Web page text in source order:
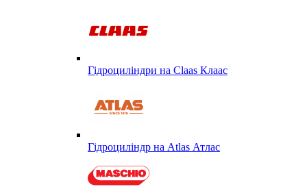
Гідроциліндри на Claas Клаас
Гідроциліндр на Atlas Атлас